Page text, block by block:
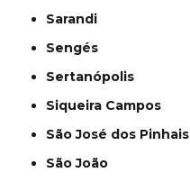
Sarandi
Sengés
Sertanópolis
Siqueira Campos
São José dos Pinhais
São João